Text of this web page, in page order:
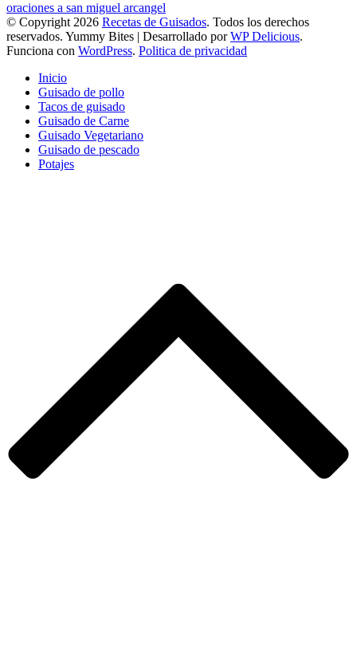
oraciones a san miguel arcangel
© Copyright 2026 Recetas de Guisados. Todos los derechos
reservados. Yummy Bites | Desarrollado porWP Delicious.
Funciona con WordPress. Politica de privacidad
Inicio
Guisado de pollo
Tacos de guisado
Guisado de Carne
Guisado Vegetariano
Guisado de pescado
Potajes